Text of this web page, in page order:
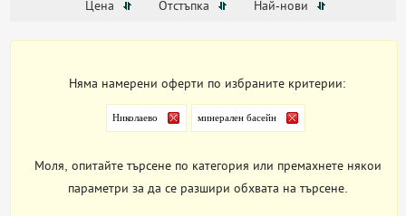
Цена Отстъпка Най-нови
Няма намерени оферти по избраните критерии:
Николаево минерален басейн
Моля, опитайте търсене по категория или премахнете някои
параметри за да се разшири обхвата на търсене.